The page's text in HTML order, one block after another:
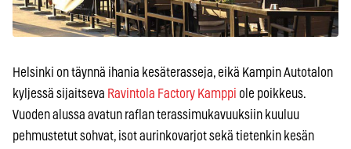
Helsinki on täynnä ihania kesäterasseja, eikä Kampin Autotalon
kyljessä sijaitseva Ravintola Factory Kamppi ole poikkeus.
Vuoden alussa avatun raflan terassimukavuuksiin kuuluu
pehmustetut sohvat, isot aurinkovarjot sekä tietenkin kesän